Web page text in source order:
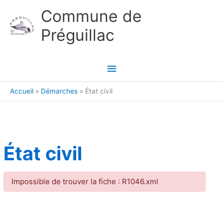
Commune de
Préguillac
Menu
principal
Accueil Démarches État civil
État civil
Impossible de trouver la fiche : R1046.xml